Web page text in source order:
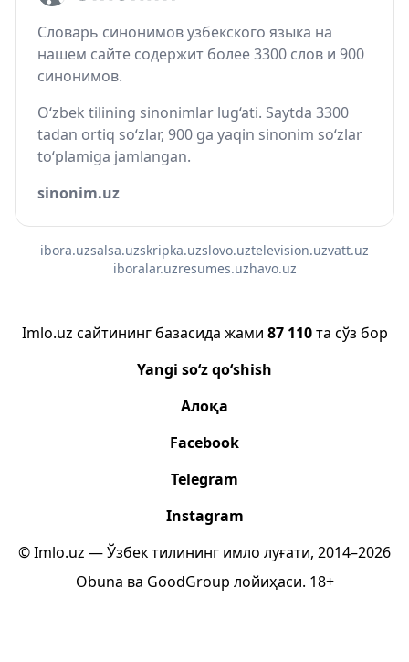
Словарь синонимов узбекского языка на
нашем сайте содержит более 3300 слов и 900
синонимов.
O‘zbek tilining sinonimlar lug‘ati. Saytda 3300
tadan ortiq so‘zlar, 900 ga yaqin sinonim so‘zlar
to‘plamiga jamlangan.
sinonim.uz
ibora.uzsalsa.uzskripka.uzslovo.uztelevision.uzvatt.uz
iboralar.uzresumes.uzhavo.uz
Imlo.uz сайтининг базасида жами 87 110та сўз бор
Yangi so‘z qo‘shish
Алоқа
Facebook
Telegram
Instagram
© Imlo.uz — Ўзбек тилининг имло луғати, 2014–2026
Obuna ва GoodGroup лойиҳаси. 18+